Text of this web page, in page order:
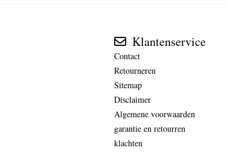
Klantenservice
Contact
Retourneren
Sitemap
Disclaimer
Algemene voorwaarden
garantie en retourren
klachten